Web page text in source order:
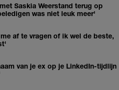
Saskia Weerstand terug op
was niet leuk meer'
af te vragen of ik wel de beste,
van je ex op je LinkedIn-tijdlijn